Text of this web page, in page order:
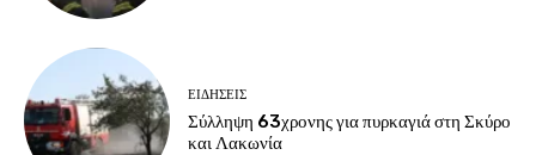
ΕΙΔΗΣΕΙΣ
Σύλληψη 63χρονης για πυρκαγιά στη Σκύρο
και Λακωνία